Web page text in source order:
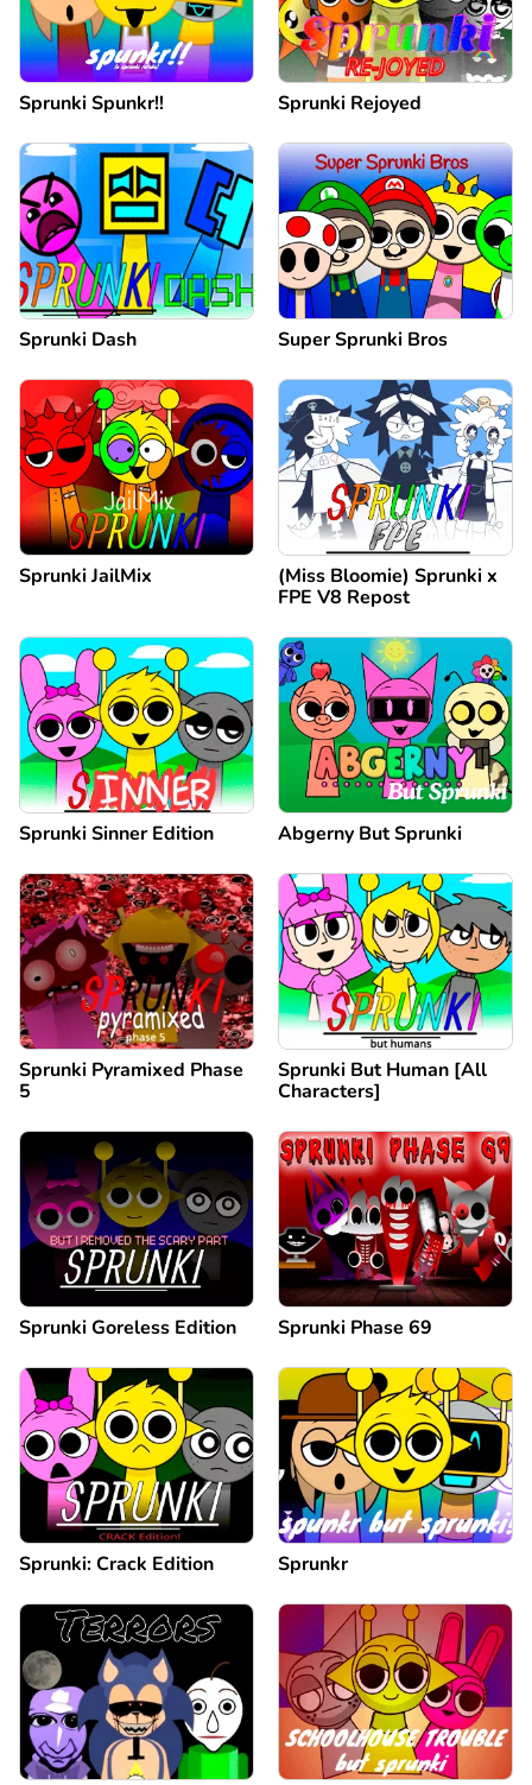
Sprunki Spunkr!! Sprunki Rejoyed
Sprunki Dash Super Sprunki Bros
Sprunki JailMix
(Miss Bloomie) Sprunki x
FPE V8 Repost
Sprunki Sinner Edition Abgerny But Sprunki
Sprunki Pyramixed Phase
5
Sprunki But Human [All
Characters]
Sprunki Goreless Edition Sprunki Phase 69
Sprunki: Crack Edition Sprunkr